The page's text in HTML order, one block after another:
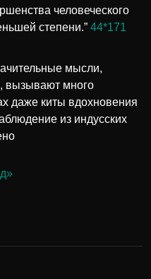
человеческого
степени.” 44*171
мысли,
вызывают много
даже киты вдохновения
из индусских